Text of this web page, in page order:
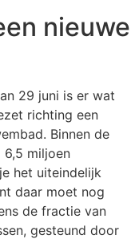
nieuwe
29 juni is er wat
richting een
Binnen de
miljoen
het uiteindelijk
daar moet nog
de fractie van
gesteund door